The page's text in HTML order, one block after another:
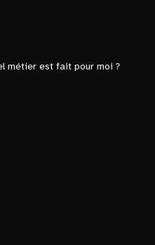
métier est fait pour moi ?